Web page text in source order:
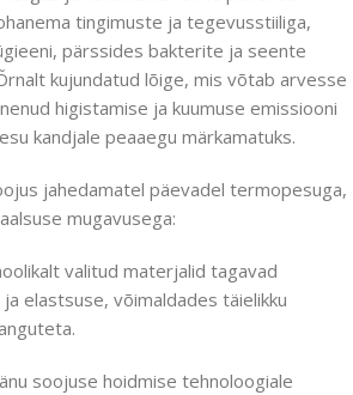
tingimuste ja tegevusstiiliga,
pärssides bakterite ja seente
kujundatud lõige, mis võtab arvesse
higistamise ja kuumuse emissiooni
kandjale peaaegu märkamatuks.
jahedamatel päevadel termopesuga,
mugavusega:
valitud materjalid tagavad
elastsuse, võimaldades täielikku
soojuse hoidmise tehnoloogiale